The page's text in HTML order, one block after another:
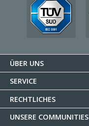
ÜBER UNS
SERVICE
RECHTLICHES
UNSERE COMMUNITIES